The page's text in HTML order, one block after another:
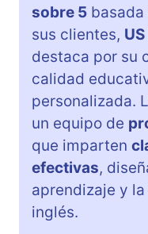
sobre 5
sus clientes,
destaca por su
calidad
personalizada.
un equipo de
que imparten
efectivas,
aprendizaje y
inglés.